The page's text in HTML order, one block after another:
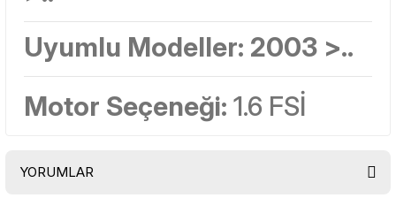
Uyumlu Modeller: 2003 >..
Motor Seçeneği: 1.6 FSİ
YORUMLAR